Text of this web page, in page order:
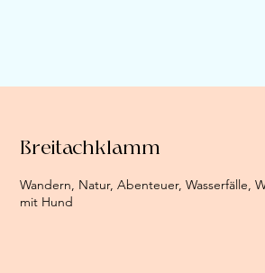
Breitachklamm
Wandern, Natur, Abenteuer, Wasserfälle,
mit Hund